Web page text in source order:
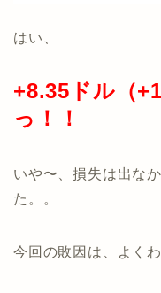
はい、
+8.35ドル（
っ！！
いや〜、損失は出な
た。。
今回の敗因は、よく